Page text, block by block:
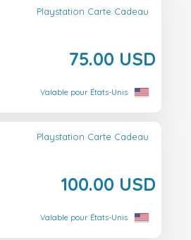
Playstation Carte Cadeau
75.00 USD
Valable pour États-Unis
Playstation Carte Cadeau
100.00 USD
Valable pour États-Unis